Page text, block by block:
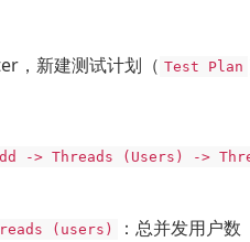
，新建测试计划（ Test Plan
-> Threads (Users) ->
(users) ：总并发用户数